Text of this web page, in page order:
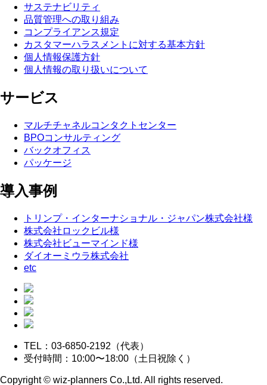
サステナビリティ
品質管理への取り組み
コンプライアンス規定
カスタマーハラスメントに対する基本方針
個人情報保護方針
個人情報の取り扱いについて
サービス
マルチチャネルコンタクトセンター
BPOコンサルティング
バックオフィス
パッケージ
導入事例
トリンプ・インターナショナル・ジャパン株式会社様
株式会社ロックビル様
株式会社ビューマインド様
ダイオーミウラ株式会社
etc
TEL：03-6850-2192（代表）
受付時間：10:00〜18:00（土日祝除く）
Copyright © wiz-planners Co.,Ltd. All rights reserved.